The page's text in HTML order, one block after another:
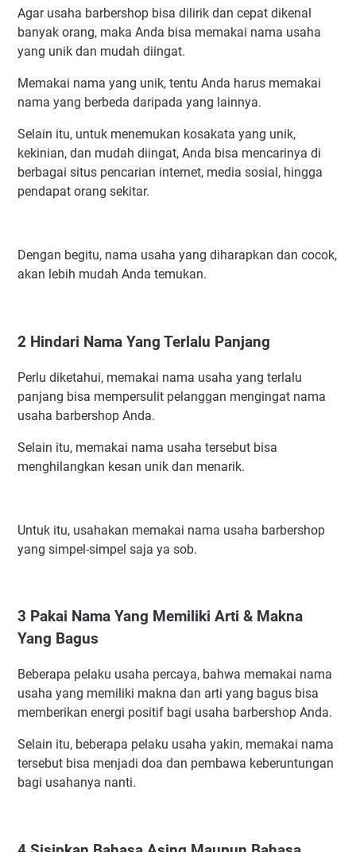
Nama Usaha Barbershop Yang Keren
Ide Nama Usaha Barber Yang Unik
Ide Nama Usaha Barbershop Islami
Nama Barbershop Lucu
Ide Nama Usaha Barbershop Bahasa Jawa Dan Artinya
Contoh Nama Barbershop di Korea
Contoh Nama Barbershop di Arab Saudi
Referensi Nama Usaha Barbershop Di Luar Negeri
Agar usaha barbershop bisa dilirik dan cepat dikenal
banyak orang, maka Anda bisa memakai nama usaha
yang unik dan mudah diingat.
Memakai nama yang unik, tentu Anda harus memakai
nama yang berbeda daripada yang lainnya.
Selain itu, untuk menemukan kosakata yang unik,
kekinian, dan mudah diingat, Anda bisa mencarinya di
berbagai situs pencarian internet, media sosial, hingga
pendapat orang sekitar.
Dengan begitu, nama usaha yang diharapkan dan cocok,
akan lebih mudah Anda temukan.
2 Hindari Nama Yang Terlalu Panjang
Perlu diketahui, memakai nama usaha yang terlalu
panjang bisa mempersulit pelanggan mengingat nama
usaha barbershop Anda.
Selain itu, memakai nama usaha tersebut bisa
menghilangkan kesan unik dan menarik.
Untuk itu, usahakan memakai nama usaha barbershop
yang simpel-simpel saja ya sob.
3 Pakai Nama Yang Memiliki Arti & Makna
Yang Bagus
Beberapa pelaku usaha percaya, bahwa memakai nama
usaha yang memiliki makna dan arti yang bagus bisa
memberikan energi positif bagi usaha barbershop Anda.
Selain itu, beberapa pelaku usaha yakin, memakai nama
tersebut bisa menjadi doa dan pembawa keberuntungan
bagi usahanya nanti.